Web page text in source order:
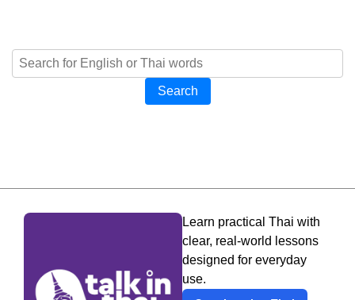
Search
Learn practical Thai with
clear, real-world lessons
designed for everyday
use.